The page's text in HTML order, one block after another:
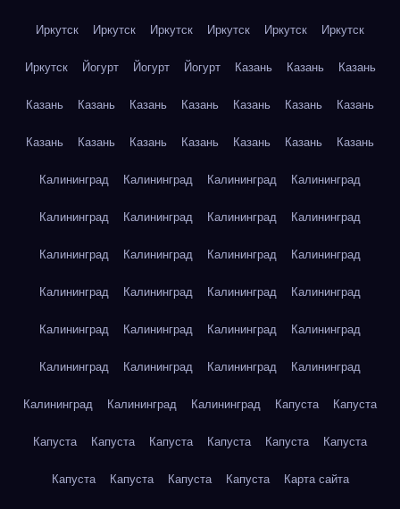
Иркутск Иркутск Иркутск Иркутск Иркутск Иркутск
Иркутск Йогурт Йогурт Йогурт Казань Казань Казань
Казань Казань Казань Казань Казань Казань Казань
Казань Казань Казань Казань Казань Казань Казань
Калининград Калининград Калининград Калининград
Калининград Калининград Калининград Калининград
Калининград Калининград Калининград Калининград
Калининград Калининград Калининград Калининград
Калининград Калининград Калининград Калининград
Калининград Калининград Калининград Калининград
Калининград Калининград Калининград Капуста Капуста
Капуста Капуста Капуста Капуста Капуста Капуста
Капуста Капуста Капуста Капуста Карта сайта